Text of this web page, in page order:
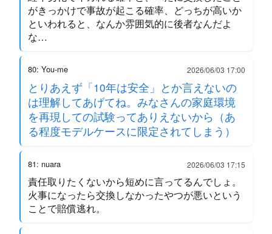
がきっかけで事故が起こる確率、どっちが高いか
といわれると、なんか雰囲気的に後者なんだよ
な…
80: You-me 2026/06/03 17:00
とりあえず「10年は安全」とか言えないの
は理解してあげてね。みなさんの家庭環境
を再現しての試験ってありえないから（あ
る程度モデルケースに限定されてしまう）
81: nuara 2026/06/03 17:15
責任取りたくないから短めに言ってるんでしょ。
火事になったら交換しなかったやつが悪いという
ことで賠償逃れ。